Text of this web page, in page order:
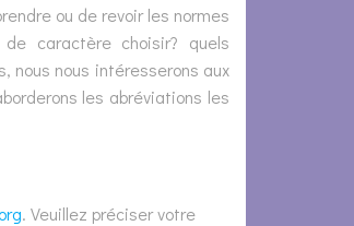
ou de revoir les normes
caractère choisir? quels
nous nous intéresserons aux
les abréviations les
. Veuillez préciser votre